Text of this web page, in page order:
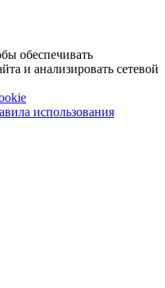
обеспечивать
и анализировать сетевой
использования